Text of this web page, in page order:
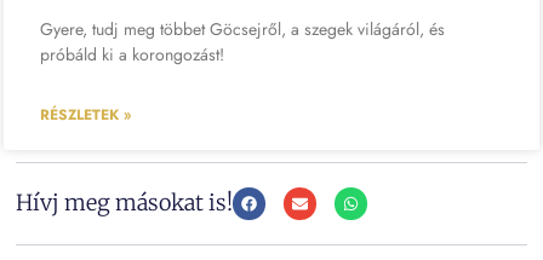
Gyere, tudj meg többet Göcsejről, a szegek világáról, és
próbáld ki a korongozást!
RÉSZLETEK »
Hívj meg másokat is!